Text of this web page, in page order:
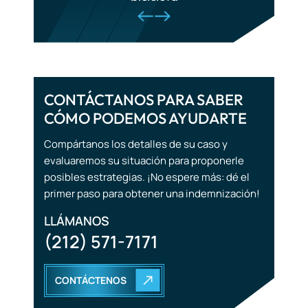
Accidentes ferroviarios
Accidentes turísticos
Muerte por negligencia
CÓMO PODEMOS AYUDARTE
Compártanos los detalles de su caso y
evaluaremos su situación para proponerle
primer paso para obtener una indemnización!
LLÁMANOS
(212) 571-7171
CONTÁCTENOS
EMPIEZA CON EL